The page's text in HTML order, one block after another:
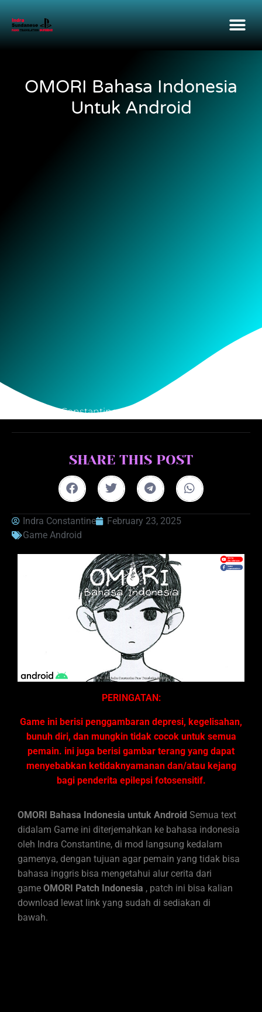
OMORI Bahasa Indonesia
Untuk Android
Indra Constantine
SHARE THIS POST
Indra Constantine
February 23, 2025
Game Android
PERINGATAN:
Game ini berisi penggambaran depresi, kegelisahan,
bunuh diri, dan mungkin tidak cocok untuk semua
pemain. ini juga berisi gambar terang yang dapat
menyebabkan ketidaknyamanan dan/atau kejang
bagi penderita epilepsi fotosensitif.
OMORI Bahasa Indonesia untuk Android Semua text
didalam Game ini diterjemahkan ke bahasa indonesia
oleh Indra Constantine, di mod langsung kedalam
gamenya, dengan tujuan agar pemain yang tidak bisa
bahasa inggris bisa mengetahui alur cerita dari
game OMORI Patch Indonesia , patch ini bisa kalian
download lewat link yang sudah di sediakan di
bawah.